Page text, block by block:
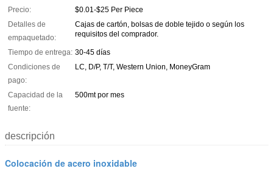
Precio:
$0.01-$25 Per Piece
Detalles de
empaquetado:
Cajas de cartón, bolsas de doble tejido o según los
requisitos del comprador.
Tiempo de entrega: 30-45 días
Condiciones de
pago:
LC, D/P, T/T, Western Union, MoneyGram
Capacidad de la
fuente:
500mt por mes
descripción
Colocación de acero inoxidable